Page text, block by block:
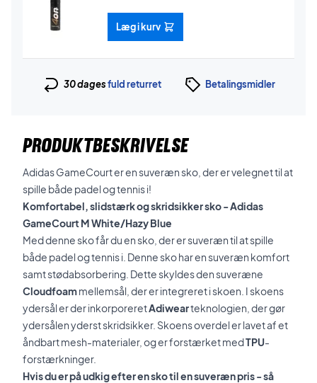
Læg i kurv
30 dagesfuld returret Betalingsmidler
PRODUKTBESKRIVELSE
Adidas GameCourt er en suveræn sko, der er velegnet til at
spille både padel og tennis i!
Komfortabel, slidstærk og skridsikker sko - Adidas
GameCourt M White/Hazy Blue
Med denne sko får du en sko, der er suveræn til at spille
både padel og tennis i. Denne sko har en suveræn komfort
samt stødabsorbering. Dette skyldes den suveræne
Cloudfoammellemsål, der er integreret i skoen. I skoens
ydersål er der inkorporeretAdiwearteknologien, der gør
ydersålen yderst skridsikker. Skoens overdel er lavet af et
åndbart mesh-materialer, og er forstærket medTPU-
forstærkninger.
Hvis du er på udkig efter en sko til en suveræn pris - så